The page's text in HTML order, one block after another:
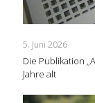
5. Juni 2026
Die Publikation
Jahre alt